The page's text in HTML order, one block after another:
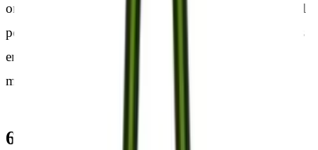
omisiones en los contenidos, falta de disponibilidad del
portal o la transmisión de virus o programas maliciosos
en los contenidos, a pesar de haber adoptado todas las
medidas tecnológicas necesarias para evitarlo.
6. Modificaciones